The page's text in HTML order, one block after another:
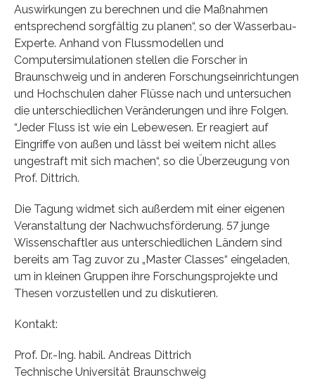
Auswirkungen zu berechnen und die Maßnahmen
entsprechend sorgfältig zu planen“, so der Wasserbau-
Experte. Anhand von Flussmodellen und
Computersimulationen stellen die Forscher in
Braunschweig und in anderen Forschungseinrichtungen
und Hochschulen daher Flüsse nach und untersuchen
die unterschiedlichen Veränderungen und ihre Folgen.
“Jeder Fluss ist wie ein Lebewesen. Er reagiert auf
Eingriffe von außen und lässt bei weitem nicht alles
ungestraft mit sich machen“, so die Überzeugung von
Prof. Dittrich.
Die Tagung widmet sich außerdem mit einer eigenen
Veranstaltung der Nachwuchsförderung. 57 junge
Wissenschaftler aus unterschiedlichen Ländern sind
bereits am Tag zuvor zu „Master Classes“ eingeladen,
um in kleinen Gruppen ihre Forschungsprojekte und
Thesen vorzustellen und zu diskutieren.
Kontakt:
Prof. Dr.-Ing. habil. Andreas Dittrich
Technische Universität Braunschweig